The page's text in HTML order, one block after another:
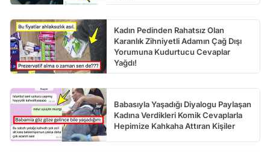
Kadın Pedinden Rahatsız Olan
Karanlık Zihniyetli Adamın Çağ Dışı
Yorumuna Kudurtucu Cevaplar
Yağdı!
Babasıyla Yaşadığı Diyalogu Paylaşan
Kadına Verdikleri Komik Cevaplarla
Hepimize Kahkaha Attıran Kişiler